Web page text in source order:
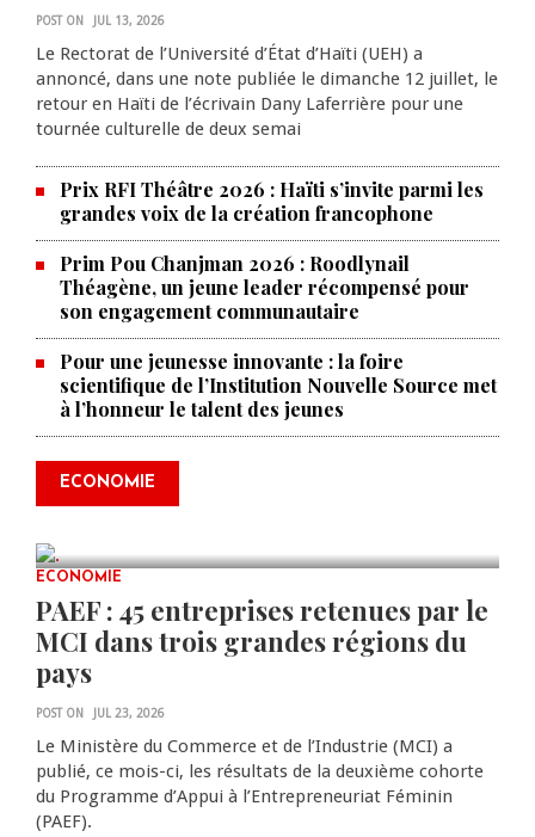
POST ON JUL 13, 2026
Le Rectorat de l’Université d’État d’Haïti (UEH) a
annoncé, dans une note publiée le dimanche 12 juillet, le
retour en Haïti de l’écrivain Dany Laferrière pour une
tournée culturelle de deux semai
Prix RFI Théâtre 2026 : Haïti s’invite parmi les
grandes voix de la création francophone
Prim Pou Chanjman 2026 : Roodlynail
Théagène, un jeune leader récompensé pour
son engagement communautaire
Pour une jeunesse innovante : la foire
scientifique de l’Institution Nouvelle Source met
à l’honneur le talent des jeunes
ECONOMIE
0 COMMENTS
Produire le savoir pour
transformer Haïti : BRH lance la
2ᵉ édition de ses Journées
scientifiques
ECONOMIE
PAEF : 45 entreprises retenues par le
MCI dans trois grandes régions du
pays
POST ON JUL 23, 2026
Le Ministère du Commerce et de l’Industrie (MCI) a
publié, ce mois-ci, les résultats de la deuxième cohorte
du Programme d’Appui à l’Entrepreneuriat Féminin
(PAEF).